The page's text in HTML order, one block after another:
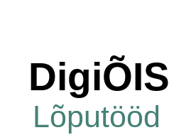
DigiÕIS
Lõputööd